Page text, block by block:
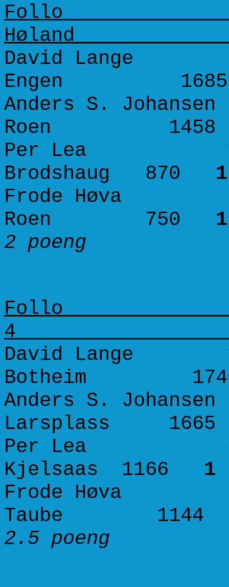
Follo
David Lange
Engen
Anders S.
Roen
Per Lea
Brodshaug 870
Frode Høva
Roen 750
2 poeng
Follo
David Lange
Botheim
Anders S.
Larsplass
Per Lea
Kjelsaas 1166 1
Frode Høva
Taube
2.5 poeng